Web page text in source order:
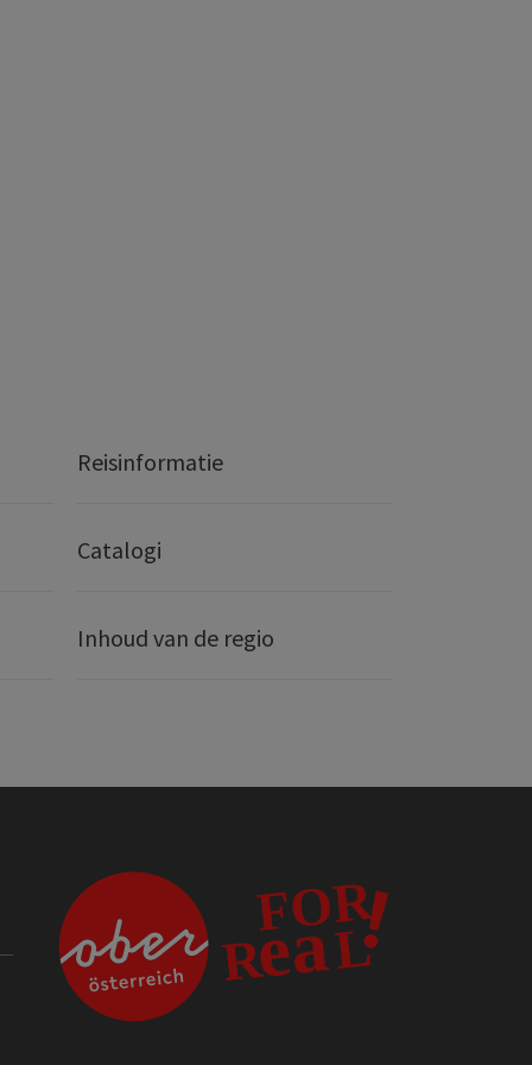
Reisinformatie
Catalogi
Inhoud van de regio